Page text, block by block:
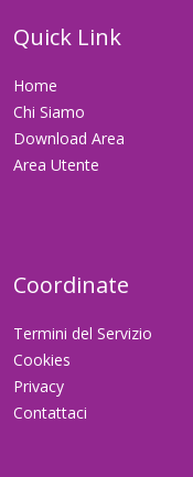
Quick Link
Home
Chi Siamo
Download Area
Area Utente
Coordinate
Termini del Servizio
Cookies
Privacy
Contattaci